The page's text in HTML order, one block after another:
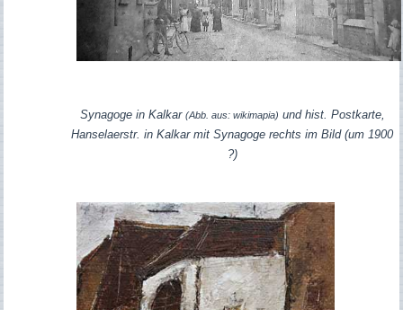
Synagoge in Kalkar (Abb. aus: wikimapia) und hist. Postkarte,
Hanselaerstr. in Kalkar mit Synagoge rechts im Bild (um 1900
?)